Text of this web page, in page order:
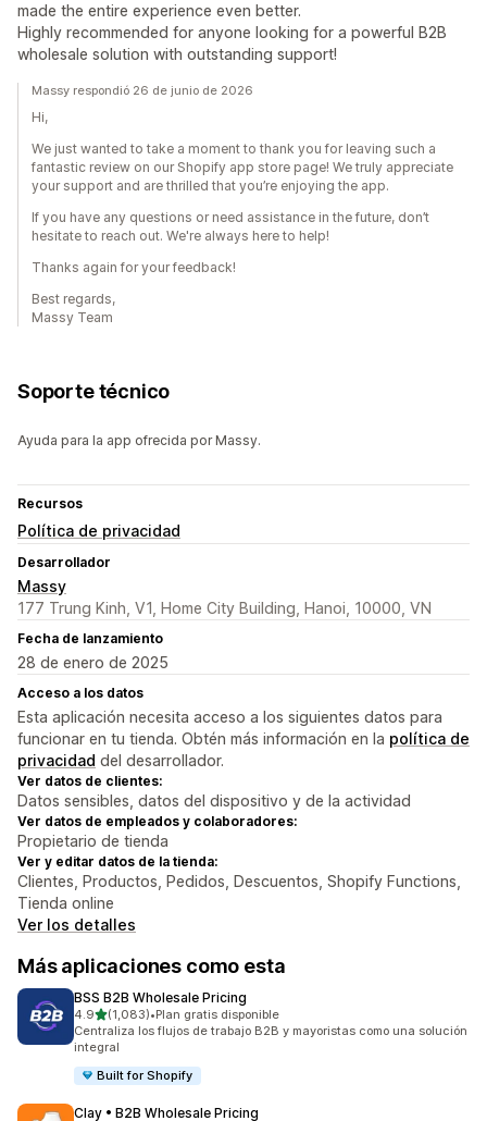
made the entire experience even better.
Highly recommended for anyone looking for a powerful B2B
wholesale solution with outstanding support!
Massy respondió 26 de junio de 2026
Hi,
We just wanted to take a moment to thank you for leaving such a
fantastic review on our Shopify app store page! We truly appreciate
your support and are thrilled that you’re enjoying the app.
If you have any questions or need assistance in the future, don’t
hesitate to reach out. We're always here to help!
Thanks again for your feedback!
Best regards,
Massy Team
Soporte técnico
Ayuda para la app ofrecida por Massy.
Recursos
Política de privacidad
Desarrollador
Massy
177 Trung Kinh, V1, Home City Building, Hanoi, 10000, VN
Fecha de lanzamiento
28 de enero de 2025
Acceso a los datos
Esta aplicación necesita acceso a los siguientes datos para
funcionar en tu tienda. Obtén más información en la política de
privacidad del desarrollador.
Ver datos de clientes:
Datos sensibles, datos del dispositivo y de la actividad
Ver datos de empleados y colaboradores:
Propietario de tienda
Ver y editar datos de la tienda:
Clientes, Productos, Pedidos, Descuentos, Shopify Functions,
Tienda online
Ver los detalles
Más aplicaciones como esta
BSS B2B Wholesale Pricing
4.9de 5 estrellas
(1,083)
1083 reseñas en total
•Plan gratis disponible
Centraliza los flujos de trabajo B2B y mayoristas como una solución
integral
Built for Shopify
Clay • B2B Wholesale Pricing